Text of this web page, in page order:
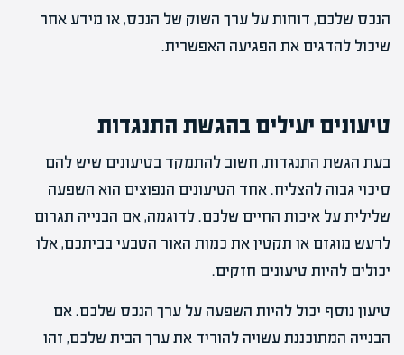
הנכס שלכם, דוחות על ערך השוק של הנכס, או מידע אחר
שיכול להדגים את הפגיעה האפשרית.
טיעונים יעילים בהגשת התנגדות
בעת הגשת התנגדות, חשוב להתמקד בטיעונים שיש להם
סיכוי גבוה להצליח. אחד הטיעונים הנפוצים הוא השפעה
שלילית על איכות החיים שלכם. לדוגמה, אם הבנייה תגרום
לרעש מוגזם או תקטין את כמות האור הטבעי בביתכם, אלו
יכולים להיות טיעונים חזקים.
טיעון נוסף יכול להיות השפעה על ערך הנכס שלכם. אם
הבנייה המתוכננת עשויה להוריד את ערך הבית שלכם, זהו